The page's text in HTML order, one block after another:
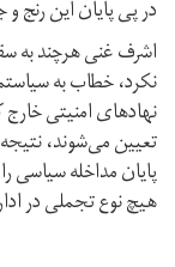
در پی پایان این
اشرف غنی هرچند به
نکرد، خطاب به
نهادهای امنیتی
تعیین می‌شوند،
پایان مداخله سیاسی
هیچ نوع تجملی در